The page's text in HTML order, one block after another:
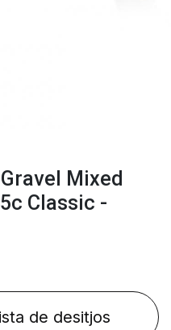
Mixed
Classic -
de desitjos